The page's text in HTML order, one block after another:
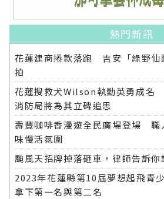
熱門新訊
花蓮建商捲款落跑 吉安「綠野仙
拍
花蓮搜救犬Wilson執勤英勇成名
消防局將為其立碑追思
壽豐咖啡香漫遊全民廣場登場 職
味慢活氛圍
颱風天招牌掉落砸車，律師告訴你
2023年花蓮縣第10屆夢想起飛青
拿下第一名與第二名